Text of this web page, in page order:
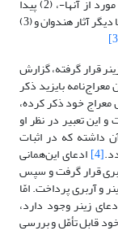
(1) تجزیه و تحلیل بیانات بایزید –عمدتاً با محوریّت 5 مورد از آنها-، (2) پیدا
کردن معانی معادل برای مفاهیم به‌کار رفته در ودانته یا دیگر آثار هندوان و (3)
قرار گرفته، گزارش
معراج‌نامه بایزید ذکر
خود ذکر کرده،
این تعبیر در نظر او
داشته که در اثبات
[4] ادعای این‌همانی
قرار گرفت و سپس
و آربری پرداخت. امّا
زینر وجود دارد،
قابل تأمّل و بررسی